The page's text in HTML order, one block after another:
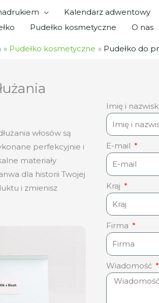
Kalendarz adwentowy
Pudełko kosmetyczne O nas
Pudełko kosmetyczne Pudełko do
włosów są
perfekcyjnie i
materiały
dla historii Twojej
i zmienisz
Imię i
E-mail
Kraj
Firma
Wiadomość